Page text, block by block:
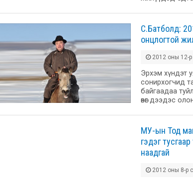
С.Батболд:
онцлогтой
2012 оны 12-
Эрхэм хүндэт
сонирхогчид
байгаадаа
өвөг дээдэс
МУ-ын Тод
гэдэг
наадгай
2012 оны 8-р